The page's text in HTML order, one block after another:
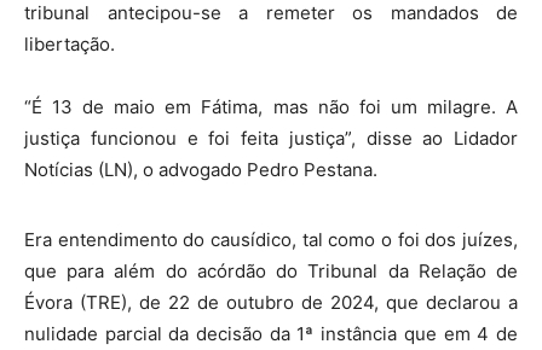
tribunal antecipou-se a remeter os mandados de
libertação.
“É 13 de maio em Fátima, mas não foi um milagre. A
justiça funcionou e foi feita justiça”, disse ao Lidador
Notícias (LN), o advogado Pedro Pestana.
Era entendimento do causídico, tal como o foi dos juízes,
que para além do acórdão do Tribunal da Relação de
Évora (TRE), de 22 de outubro de 2024, que declarou a
nulidade parcial da decisão da 1ª instância que em 4 de